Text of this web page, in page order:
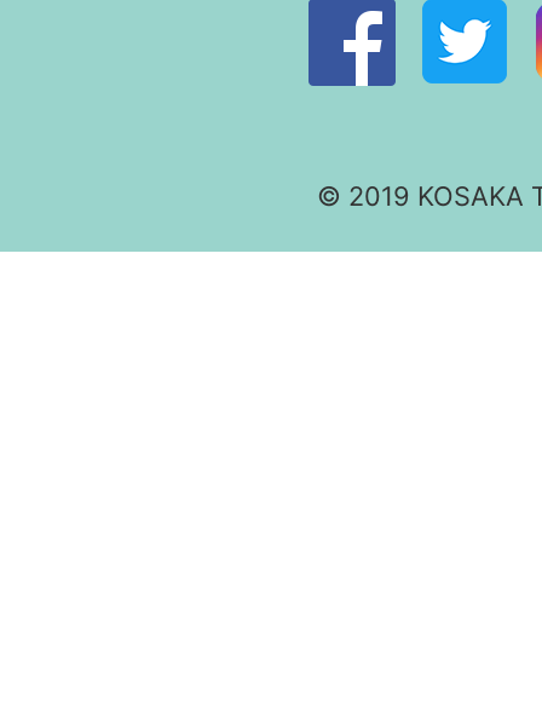
© 2019 KOSAKA